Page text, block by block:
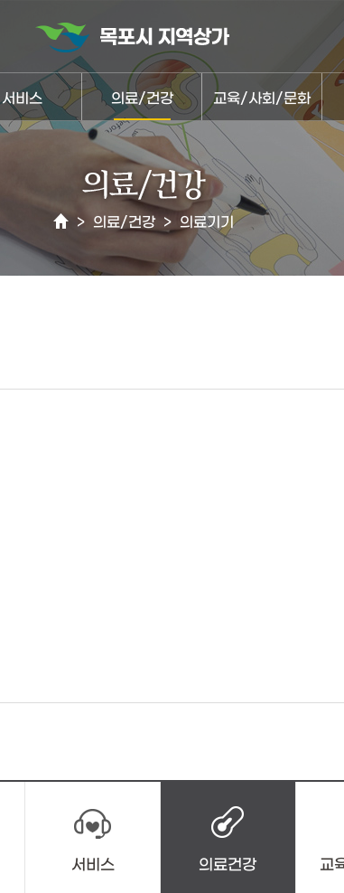
서비스 의료/건강 교육/사회/문화
> 의료/건강 > 의료기기
서비스 의료건강 교